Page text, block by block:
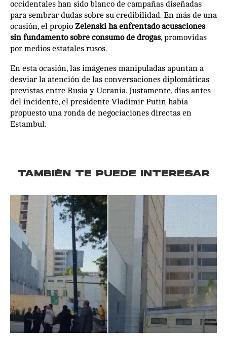
occidentales han sido blanco de campañas diseñadas
para sembrar dudas sobre su credibilidad. En más de una
ocasión, el propio Zelenski ha enfrentado acusaciones
sin fundamento sobre consumo de drogas, promovidas
por medios estatales rusos.
En esta ocasión, las imágenes manipuladas apuntan a
desviar la atención de las conversaciones diplomáticas
previstas entre Rusia y Ucrania. Justamente, días antes
del incidente, el presidente Vladimir Putin había
propuesto una ronda de negociaciones directas en
Estambul.
TAMBIÉN TE PUEDE INTERESAR